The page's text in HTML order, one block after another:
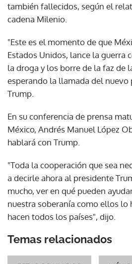
también fallecidos, según el
cadena Milenio.
"Este es el momento de que
Estados Unidos, lance la guerra
la droga y los borre de la faz de
esperando la llamada del nuevo
Trump.
En su conferencia de prensa
México, Andrés Manuel López
hablará con Trump.
"Toda la cooperación que sea
a decirle ahora al presidente
mucho, ver en qué pueden
nuestra soberanía como ellos lo
hacen todos los países", dijo.
Temas relacionados